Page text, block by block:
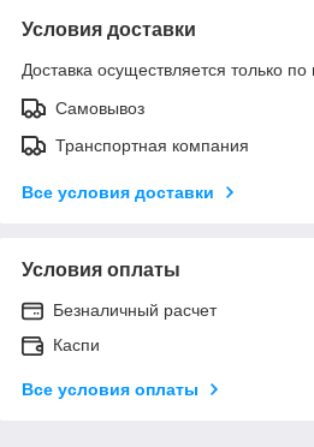
Условия доставки
Доставка осуществляется только по
Самовывоз
Транспортная компания
Все условия доставки
Условия оплаты
Безналичный расчет
Каспи
Все условия оплаты